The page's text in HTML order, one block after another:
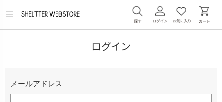
メ
ログイン
メールアドレス